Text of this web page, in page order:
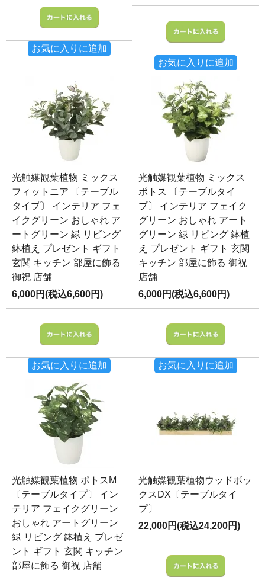
お気に入りに追加
お気に入りに追加
光触媒観葉植物 ミックス
フィットニア 〔テーブル
タイプ〕 インテリア フェ
イクグリーン おしゃれ ア
ートグリーン 緑 リビング
鉢植え プレゼント ギフト
玄関 キッチン 部屋に飾る
御祝 店舗
6,000円(税込6,600円)
お気に入りに追加
光触媒観葉植物 ミックス
ポトス 〔テーブルタイ
プ〕 インテリア フェイク
グリーン おしゃれ アート
グリーン 緑 リビング 鉢植
え プレゼント ギフト 玄関
キッチン 部屋に飾る 御祝
店舗
6,000円(税込6,600円)
お気に入りに追加
光触媒観葉植物 ポトスM
〔テーブルタイプ〕 イン
テリア フェイクグリーン
おしゃれ アートグリーン
緑 リビング 鉢植え プレゼ
ント ギフト 玄関 キッチン
部屋に飾る 御祝 店舗
光触媒観葉植物ウッドボッ
クスDX〔テーブルタイ
プ〕
22,000円(税込24,200円)